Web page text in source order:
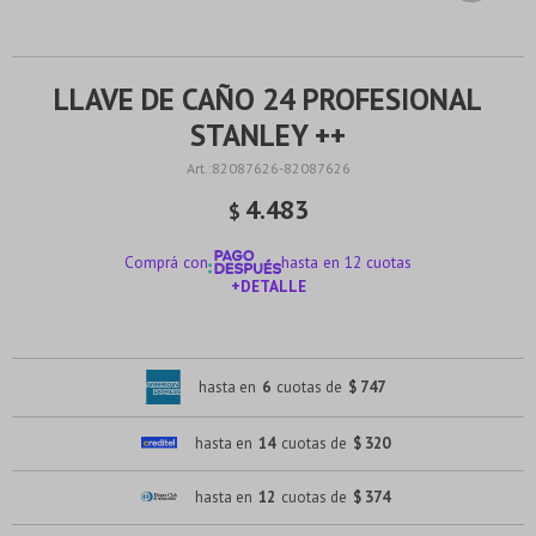
LLAVE DE CAÑO 24 PROFESIONAL
STANLEY ++
82087626-82087626
$ 4.483
Comprá con
hasta en 12 cuotas
+DETALLE
hasta en 6 cuotas de $ 747
hasta en 14 cuotas de $ 320
hasta en 12 cuotas de $ 374